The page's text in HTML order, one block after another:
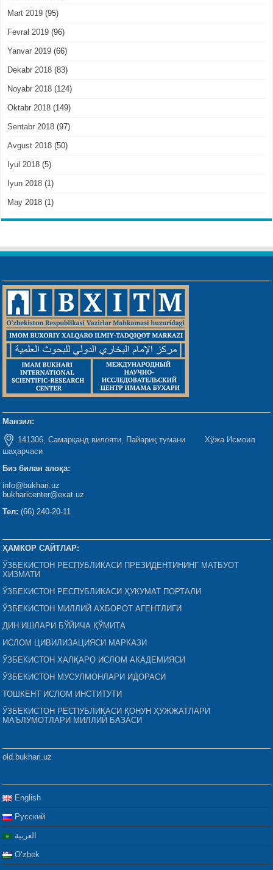
Mart 2019 (95)
Fevral 2019 (96)
Yanvar 2019 (66)
Dekabr 2018 (83)
Noyabr 2018 (124)
Oktabr 2018 (149)
Sentabr 2018 (97)
Avgust 2018 (50)
Iyul 2018 (5)
Iyun 2018 (1)
May 2018 (1)
Манзил:
141306, Самарқанд вилояти, Пайариқ тумани Хўжа Исмоил
шаҳарчаси
Биз билан алоқа:
info@bukhari.uz
bukharicenter@exat.uz
Тел: (66) 240-20-11
ҲАМКОР САЙТЛАР:
ЎЗБЕКИСТОН РЕСПУБЛИКАСИ ПРЕЗИДЕНТИНИНГ МАТБУОТ
ХИЗМАТИ
ЎЗБЕКИСТОН РЕСПУБЛИКАСИ ҲУКУМАТ ПОРТАЛИ
ЎЗБЕКИСТОН МИЛЛИЙ АХБОРОТ АГЕНТЛИГИ
ДИН ИШЛАРИ БЎЙИЧА ҚЎМИТА
ИСЛОМ ЦИВИЛИЗАЦИЯСИ МАРКАЗИ
ЎЗБЕКИСТОН ХАЛҚАРО ИСЛОМ АКАДЕМИЯСИ
ЎЗБЕКИСТОН МУСУЛМОНЛАРИ ИДОРАСИ
ТОШКЕНТ ИСЛОМ ИНСТИТУТИ
ЎЗБЕКИСТОН РЕСПУБЛИКАСИ ҚОНУН ҲУЖЖАТЛАРИ
МАЪЛУМОТЛАРИ МИЛЛИЙ БАЗАСИ
old.bukhari.uz
English
Русский
العربية
Oʻzbek